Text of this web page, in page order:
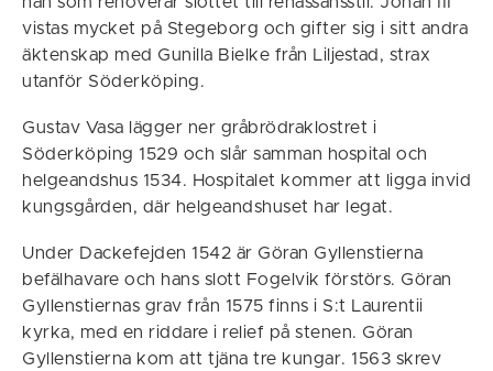
vistas mycket på Stegeborg och gifter sig i sitt andra
äktenskap med Gunilla Bielke från Liljestad, strax
utanför Söderköping.
Gustav Vasa lägger ner gråbrödraklostret i
Söderköping 1529 och slår samman hospital och
helgeandshus 1534. Hospitalet kommer att ligga invid
kungsgården, där helgeandshuset har legat.
Under Dackefejden 1542 är Göran Gyllenstierna
befälhavare och hans slott Fogelvik förstörs. Göran
Gyllenstiernas grav från 1575 finns i S:t Laurentii
kyrka, med en riddare i relief på stenen. Göran
Gyllenstierna kom att tjäna tre kungar. 1563 skrev